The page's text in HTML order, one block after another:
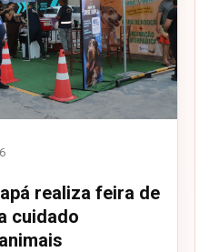
realiza feira de
cuidado